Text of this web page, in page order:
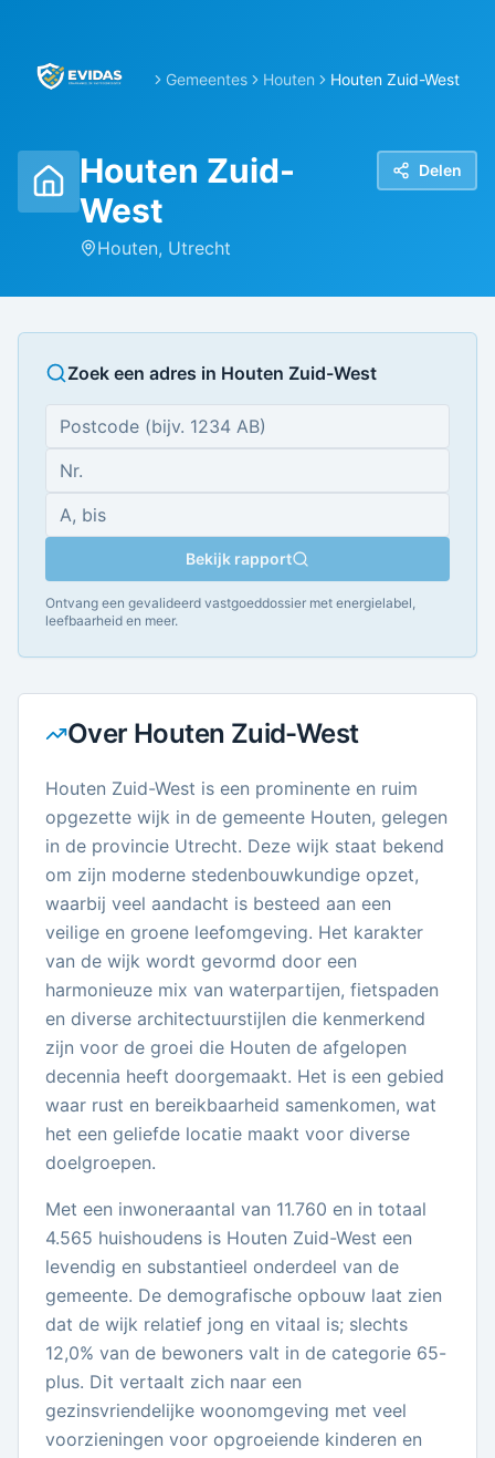
Gemeentes Houten Houten Zuid-West
Houten Zuid-
West
Houten, Utrecht
Delen
Zoek een adres in Houten Zuid-West
Bekijk rapport
Ontvang een gevalideerd vastgoeddossier met energielabel,
leefbaarheid en meer.
Over Houten Zuid-West
Houten Zuid-West is een prominente en ruim
opgezette wijk in de gemeente Houten, gelegen
in de provincie Utrecht. Deze wijk staat bekend
om zijn moderne stedenbouwkundige opzet,
waarbij veel aandacht is besteed aan een
veilige en groene leefomgeving. Het karakter
van de wijk wordt gevormd door een
harmonieuze mix van waterpartijen, fietspaden
en diverse architectuurstijlen die kenmerkend
zijn voor de groei die Houten de afgelopen
decennia heeft doorgemaakt. Het is een gebied
waar rust en bereikbaarheid samenkomen, wat
het een geliefde locatie maakt voor diverse
doelgroepen.
Met een inwoneraantal van 11.760 en in totaal
4.565 huishoudens is Houten Zuid-West een
levendig en substantieel onderdeel van de
gemeente. De demografische opbouw laat zien
dat de wijk relatief jong en vitaal is; slechts
12,0% van de bewoners valt in de categorie 65-
plus. Dit vertaalt zich naar een
gezinsvriendelijke woonomgeving met veel
voorzieningen voor opgroeiende kinderen en